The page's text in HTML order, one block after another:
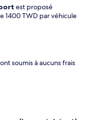
est proposé
1400 TWD par véhicule
soumis à aucuns frais